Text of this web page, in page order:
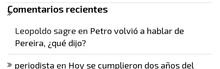
Comentarios recientes
Leopoldo sagre en Petro volvió a hablar de
Pereira, ¿qué dijo?
periodista en Hoy se cumplieron dos años del